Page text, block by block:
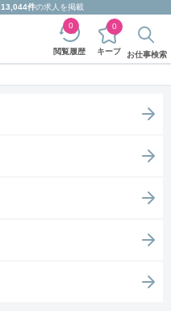
13,044件の求人を掲載
閲覧履歴
0
キープ
0
お仕事検索